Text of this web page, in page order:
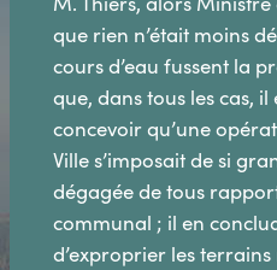
que rien n’était moins
cours d’eau fussent la
que, dans tous les cas,
concevoir qu’une
Ville s’imposait de si
dégagée de tous
communal ; il en
d’exproprier les terrains